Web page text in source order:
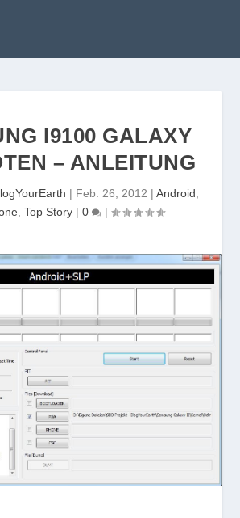
I9100 GALAXY
– ANLEITUNG
| Feb. 26, 2012 | Android
Top Story | 0 |